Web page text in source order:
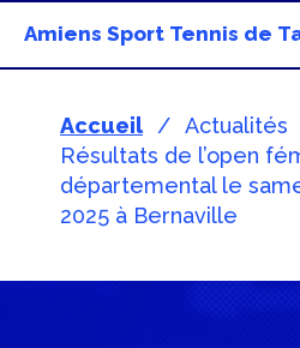
Amiens Sport Tennis de
Accueil
Actualités
Résultats de l’open
départemental le
2025 à Bernaville